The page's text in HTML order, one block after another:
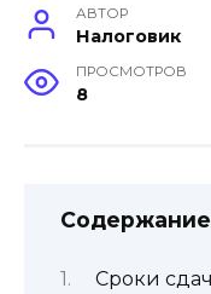
АВТОР
Налоговик
ПРОСМОТРОВ
8
Содержание
Сроки